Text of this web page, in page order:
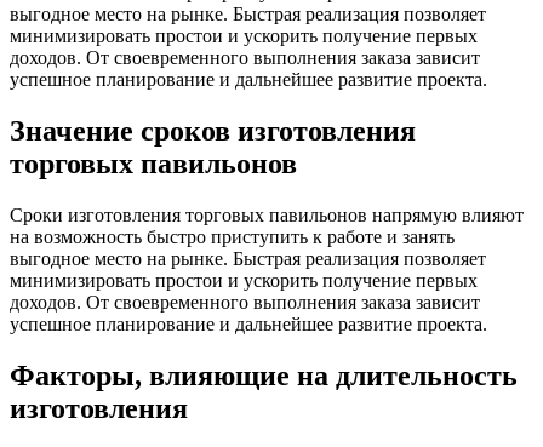
выгодное место на рынке. Быстрая реализация позволяет
минимизировать простои и ускорить получение первых
доходов. От своевременного выполнения заказа зависит
успешное планирование и дальнейшее развитие проекта.
Значение сроков изготовления
торговых павильонов
Сроки изготовления торговых павильонов напрямую влияют
на возможность быстро приступить к работе и занять
выгодное место на рынке. Быстрая реализация позволяет
минимизировать простои и ускорить получение первых
доходов. От своевременного выполнения заказа зависит
успешное планирование и дальнейшее развитие проекта.
Факторы, влияющие на длительность
изготовления